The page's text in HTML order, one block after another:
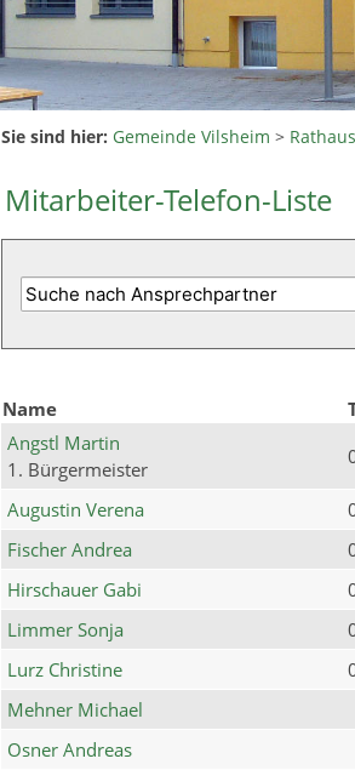
Sie sind hier: Gemeinde Vilsheim >
Mitarbeiter-Telefon-Liste
Name
Angstl Martin
1. Bürgermeister
Augustin Verena
Fischer Andrea
Hirschauer Gabi
Limmer Sonja
Lurz Christine
Mehner Michael
Osner Andreas